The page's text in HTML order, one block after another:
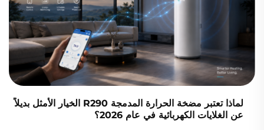
لماذا تعتبر مضخة الحرارة المدمجة R290 الخيار الأمثل بديلاً
عن الغلايات الكهربائية في عام 2026؟